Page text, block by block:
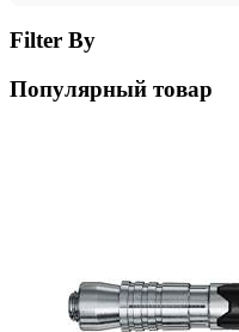
Filter By
Популярный товар